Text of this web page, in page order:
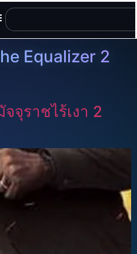
Equalizer 2
จุราชไร้เงา 2